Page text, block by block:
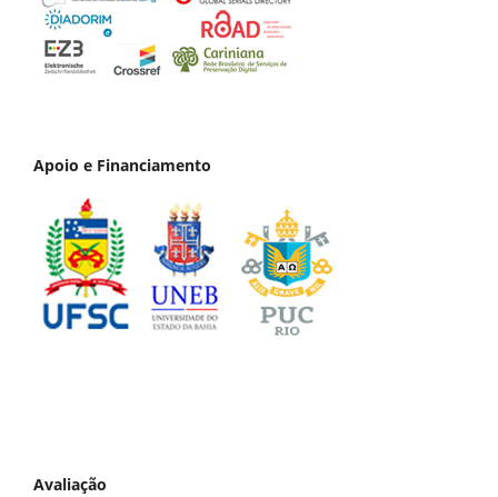
Apoio e Financiamento
Avaliação